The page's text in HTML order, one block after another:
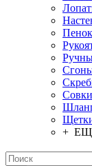
Совки
+